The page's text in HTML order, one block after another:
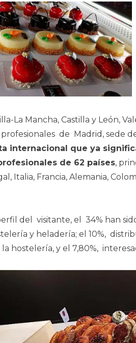
La Mancha, Castilla y León,
de Madrid, sede
internacional que ya
de 62 países,
Italia, Francia, Alemania,
del visitante, el 34% han
y heladería; el 10%,
hostelería, y el 7,80%,